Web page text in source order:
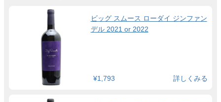
ビッグ スムース ローダイ ジンファン
デル 2021 or 2022
¥1,793 詳しくみる